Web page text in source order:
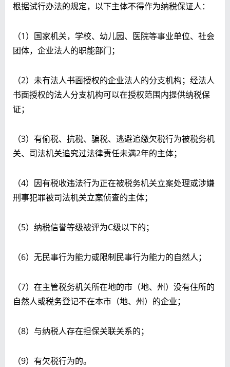
根据试行办法的规定，以下主体不得作为纳税保证人：
（1）国家机关，学校、幼儿园、医院等事业单位、社会
团体，企业法人的职能部门；
（2）未有法人书面授权的企业法人的分支机构；经法人
书面授权的法人分支机构可以在授权范围内提供纳税保
证；
（3）有偷税、抗税、骗税、逃避追缴欠税行为被税务机
关、司法机关追究过法律责任未满2年的主体；
（4）因有税收违法行为正在被税务机关立案处理或涉嫌
刑事犯罪被司法机关立案侦查的主体；
（5）纳税信誉等级被评为C级以下的；
（6）无民事行为能力或限制民事行为能力的自然人；
（7）在主管税务机关所在地的市（地、州）没有住所的
自然人或税务登记不在本市（地、州）的企业；
（8）与纳税人存在担保关联关系的；
（9）有欠税行为的。